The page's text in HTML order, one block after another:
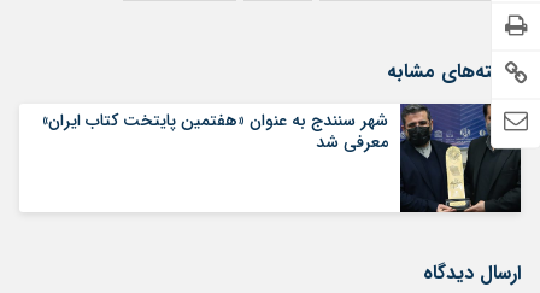
نوشته‌های مشابه
شهر سنندج به عنوان «هفتمین پایتخت کتاب ایران»
معرفی شد
ارسال دیدگاه